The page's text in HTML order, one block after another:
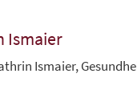
Ismaier
Ismaier,